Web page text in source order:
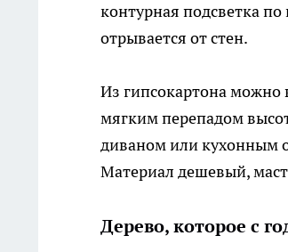
контурная подсветка
отрывается от стен.
Из гипсокартона можно
мягким перепадом
диваном или кухонным
Материал дешевый,
Дерево, которое с